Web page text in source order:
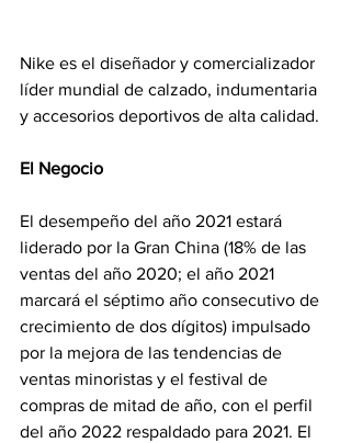
Nike es el diseñador y comercializador
líder mundial de calzado, indumentaria
y accesorios deportivos de alta calidad.
El Negocio
El desempeño del año 2021 estará
liderado por la Gran China (18% de las
ventas del año 2020; el año 2021
marcará el séptimo año consecutivo de
crecimiento de dos dígitos) impulsado
por la mejora de las tendencias de
ventas minoristas y el festival de
compras de mitad de año, con el perfil
del año 2022 respaldado para 2021. El